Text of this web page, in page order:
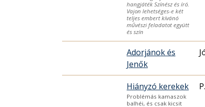
hangjáték Színész és író.
Vajon lehetséges-e két
teljes embert kívánó
művészi feladatot együtt
és szín
Adorjánok és
Jenők
Hiányzó kerekek
Problémás kamaszok
balhéi, és csak kicsit